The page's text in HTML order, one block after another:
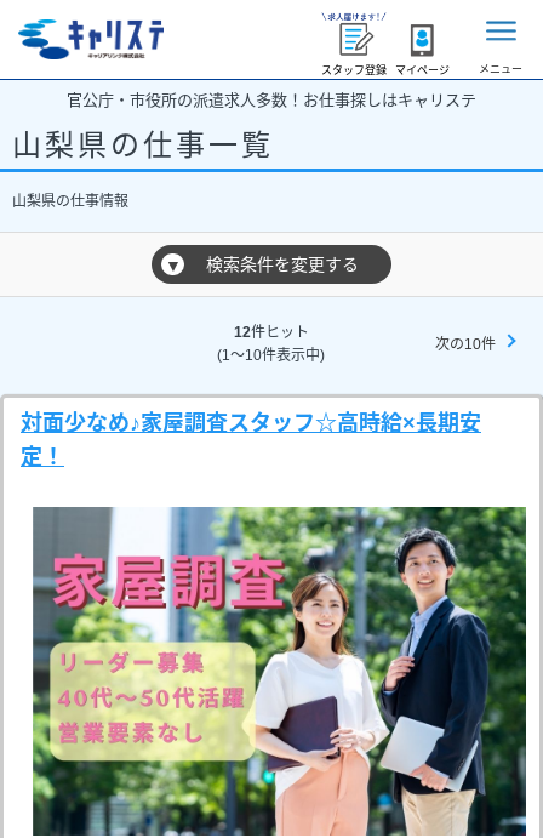
スタッフ登録 マイページ メニュー
官公庁・市役所の派遣求人多数！お仕事探しはキャリステ
山梨県の仕事一覧
山梨県の仕事情報
▼ 検索条件を変更する
12件ヒット
(1～10件表示中)
次の10件
対面少なめ♪家屋調査スタッフ☆高時給×長期安
定！